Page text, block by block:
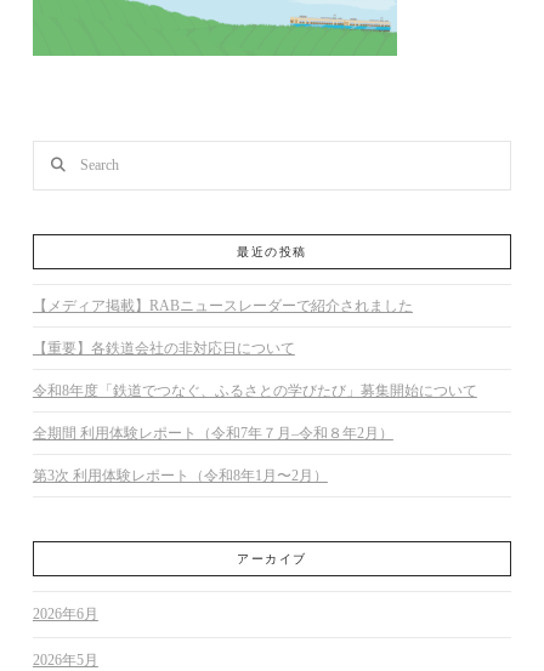
最近の投稿
【メディア掲載】RABニュースレーダーで紹介されました
【重要】各鉄道会社の非対応日について
令和8年度「鉄道でつなぐ、ふるさとの学びたび」募集開始について
全期間 利用体験レポート（令和7年７月–令和８年2月）
第3次 利用体験レポート（令和8年1月〜2月）
アーカイブ
2026年6月
2026年5月